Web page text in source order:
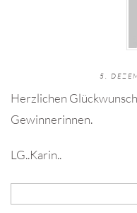
5.
Herzlichen
Gewinnerinnen.
LG..Karin..